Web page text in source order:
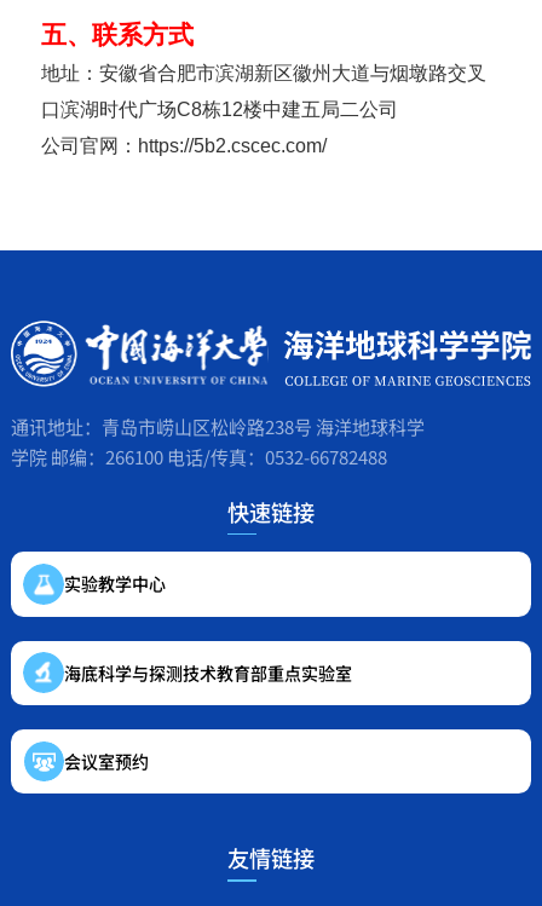
五、联系方式
地址：安徽省合肥市滨湖新区徽州大道与烟墩路交叉
口滨湖时代广场C8栋12楼中建五局二公司
公司官网： https://5b2.cscec.com/
通讯地址：青岛市崂山区松岭路238号 海洋地球科学
学院 邮编：266100 电话/传真：0532-66782488
快速链接
实验教学中心
海底科学与探测技术教育部重点实验室
会议室预约
友情链接